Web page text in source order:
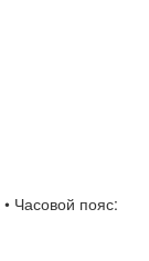
• Часовой пояс: